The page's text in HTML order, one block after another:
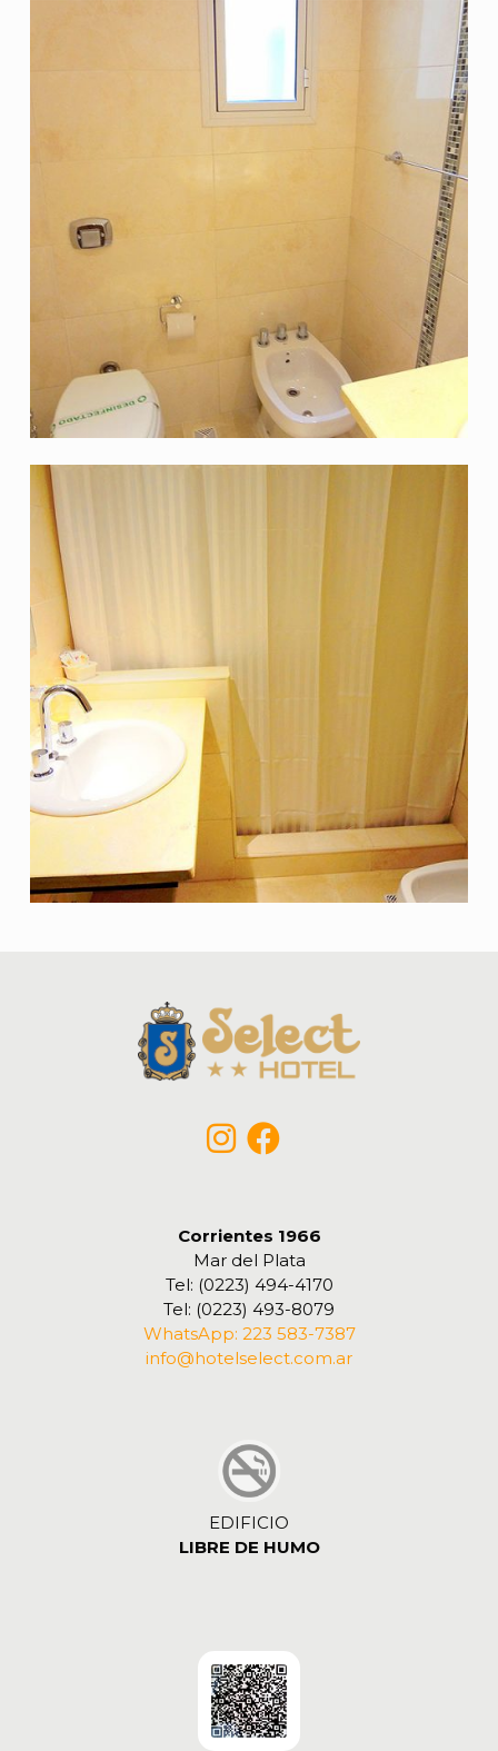
Corrientes 1966
Mar del Plata
Tel: (0223) 494-4170
Tel: (0223) 493-8079
WhatsApp: 223 583-7387
info@hotelselect.com.ar
EDIFICIO
LIBRE DE HUMO